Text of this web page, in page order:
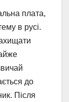
плата,
в русі.
до
Після